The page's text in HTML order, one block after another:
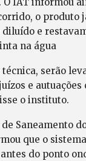
o produto
e
na água
técnica, serão
e autuações
o instituto.
Saneamento
que o
do ponto